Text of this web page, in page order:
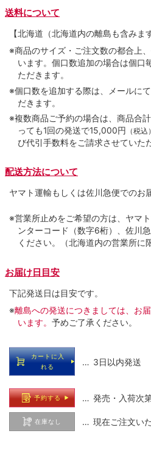
送料について
【北海道（北海道内の離島も含み
※商品のサイズ・ご注文数の都合上
います。個口数追加の場合は個口
ただきます。
※個口数を追加する際は、メールに
だきます。
※複数商品ご予約の場合は、商品合
っても1回の発送で15,000円 （税込）
び代引手数料をご請求させていた
配送方法について
ヤマト運輸もしくは佐川急便でのお
※営業所止めをご希望の方は、ヤマ
ンターコード（数字6桁）、佐川
ください。（北海道内の営業所に
お届け日目安
下記発送日は目安です。
※離島への発送につきましては、お
います。 予めご了承ください。
カートに入
れる
… 3日以内発送
予約する … 発売・入荷次
在庫なし … 現在ご注文い